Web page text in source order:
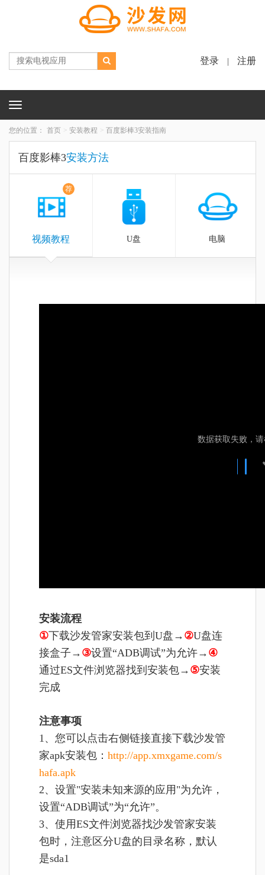
登录 注册
Toggle
您的位置： 首页 安装教程 百度影棒3安装指南
百度影棒3安装方法
荐
视频教程 U盘 电脑
安装流程
①下载沙发管家安装包到U盘→ ②U盘连
接盒子→ ③设置“ADB调试”为允许→ ④
通过ES文件浏览器找到安装包→ ⑤安装
完成
注意事项
1、 您可以点击右侧链接直接下载沙发管
家apk安装包： http://app.xmxgame.com/s
hafa.apk
2、设置"安装未知来源的应用"为允许，
设置“ADB调试”为“允许”。
3、使用ES文件浏览器找沙发管家安装
包时，注意区分U盘的目录名称，默认
是sda1